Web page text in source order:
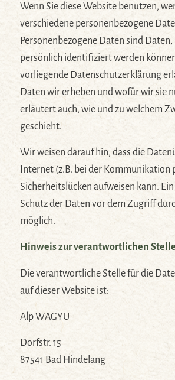
Wenn Sie diese Website benutzen,
verschiedene personenbezogene
Personenbezogene Daten sind
persönlich identifiziert werden
vorliegende Datenschutzerklärung
Daten wir erheben und wofür wir sie
erläutert auch, wie und zu welchem
geschieht.
Wir weisen darauf hin, dass die
Internet (z.B. bei der Kommunikation
Sicherheitslücken aufweisen kann.
Schutz der Daten vor dem Zugriff
möglich.
Hinweis zur verantwortlichen Stelle
Die verantwortliche Stelle für die
auf dieser Website ist:
Alp WAGYU
Dorfstr. 15
87541 Bad Hindelang